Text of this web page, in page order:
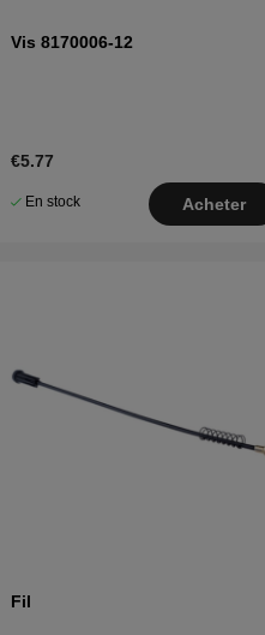
Vis 8170006-12
€5.77
En stock Acheter
Fil